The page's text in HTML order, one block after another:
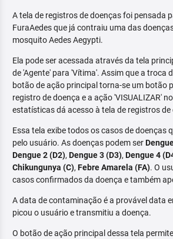
A tela de registros de doenças foi pensada
FuraAedes que já contraiu uma das
mosquito Aedes Aegypti.
Ela pode ser acessada através da tela
de 'Agente' para 'Vítima'. Assim que a troca
botão de ação principal torna-se um botão
registro de doença e a ação 'VISUALIZAR'
estatísticas dá acesso à tela de registros de
Essa tela exibe todos os casos de doenças
pelo usuário. As doenças podem ser
Dengue 2 (D2), Dengue 3 (D3), Dengue 4
Chikungunya (C), Febre Amarela (FA). O
casos confirmados da doença e também
A data de contaminação é a provável data
picou o usuário e transmitiu a doença.
O botão de ação principal dessa tela